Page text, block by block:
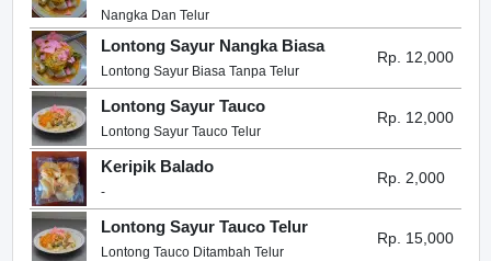
Nangka Dan Telur
Lontong Sayur Nangka Biasa
Lontong Sayur Biasa Tanpa Telur
Rp. 12,000
Lontong Sayur Tauco
Lontong Sayur Tauco Telur
Rp. 12,000
Keripik Balado
-
Rp. 2,000
Lontong Sayur Tauco Telur
Lontong Tauco Ditambah Telur
Rp. 15,000